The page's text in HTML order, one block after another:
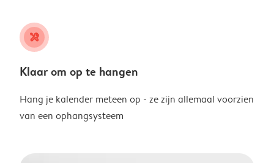
tools
Klaar om op te hangen
Hang je kalender meteen op - ze zijn allemaal voorzien
van een ophangsysteem